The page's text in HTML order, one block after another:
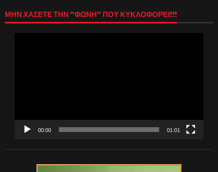
ΜΗΝ ΧΑΣΕΤΕ ΤΗΝ “ΦΩΝΗ” ΠΟΥ ΚΥΚΛΟΦΟΡΕΙ!!!
00:00 01:01